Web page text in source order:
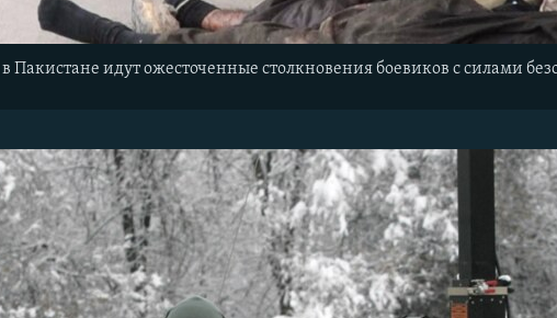
Пакистане идут ожесточенные столкновения боевиков с силами